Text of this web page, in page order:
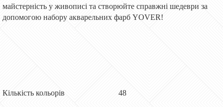
майстерність у живописі та створюйте справжні шедеври за
допомогою набору акварельних фарб YOVER!
Кількість кольорів 48